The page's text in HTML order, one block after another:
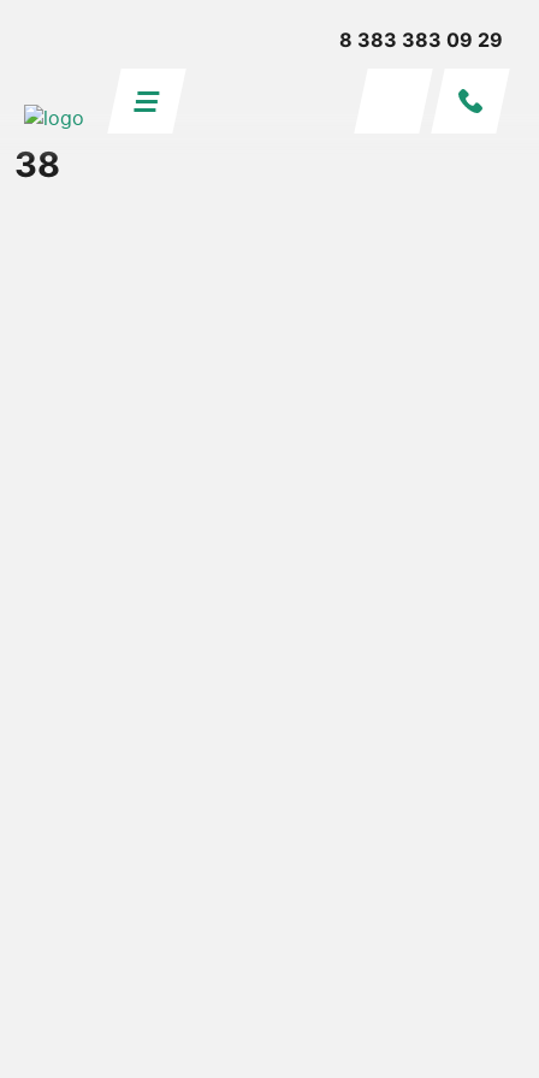
8 383 383 09 29
38